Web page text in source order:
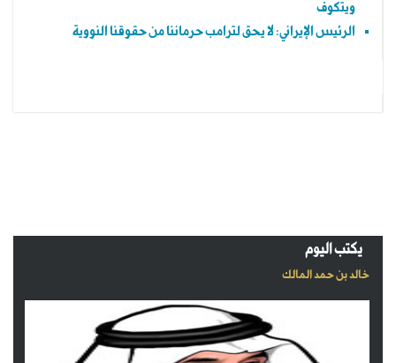
ويتكوف
الرئيس الإيراني: لا يحق لترامب حرماننا من حقوقنا النووية
يكتب اليوم
خالد بن حمد المالك